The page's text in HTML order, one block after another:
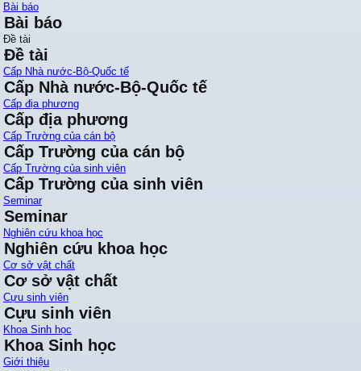
Bài báo
Bài báo
Đề tài
Đề tài
Cấp Nhà nước-Bộ-Quốc tế
Cấp Nhà nước-Bộ-Quốc tế
Cấp địa phương
Cấp địa phương
Cấp Trường của cán bộ
Cấp Trường của cán bộ
Cấp Trường của sinh viên
Cấp Trường của sinh viên
Seminar
Seminar
Nghiên cứu khoa học
Nghiên cứu khoa học
Cơ sở vật chất
Cơ sở vật chất
Cựu sinh viên
Cựu sinh viên
Khoa Sinh học
Khoa Sinh học
Giới thiệu